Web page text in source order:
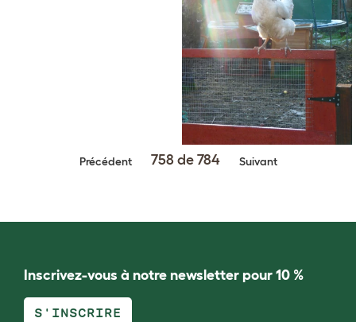
Précédent 758 de 784 Suivant
Inscrivez-vous à notre newsletter pour 10 %
S'INSCRIRE